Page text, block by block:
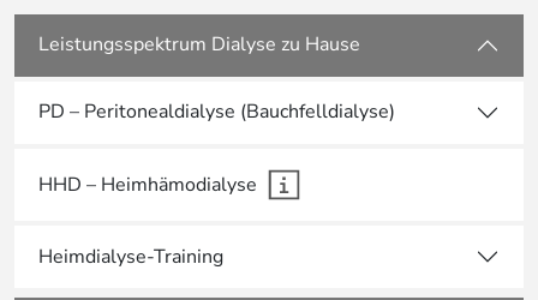
Leistungsspektrum Dialyse zu Hause
PD – Peritonealdialyse (Bauchfelldialyse)
HHD – Heimhämodialyse
Heimdialyse-Training